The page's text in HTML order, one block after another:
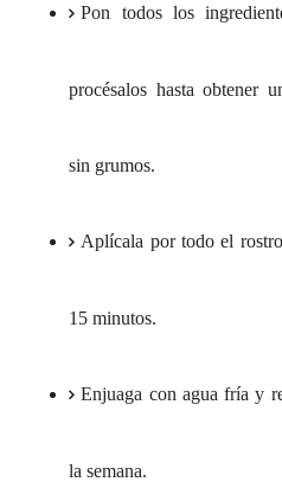
Pon todos los
procésalos hasta obtener
sin grumos.
Aplícala por todo el
15 minutos.
Enjuaga con agua fría y
la semana.